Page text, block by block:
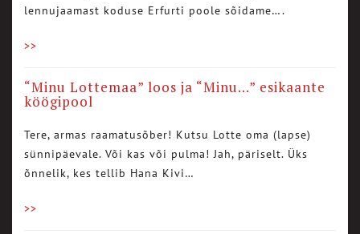
lennujaamast koduse Erfurti poole sõidame….
>>
“Minu Lottemaa” loos ja “Minu…” esikaante
köögipool
Tere, armas raamatusõber! Kutsu Lotte oma (lapse)
sünnipäevale. Või kas või pulma! Jah, päriselt. Üks
õnnelik, kes tellib Hana Kivi…
>>